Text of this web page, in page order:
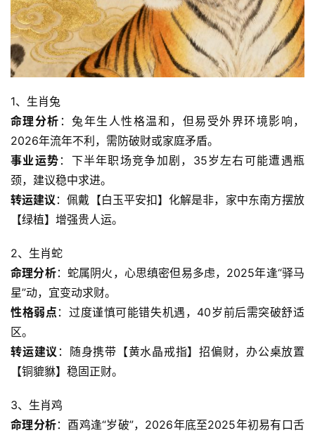
1、生肖兔
命理分析 ：兔年生人性格温和，但易受外界环境影响，
2026年流年不利，需防破财或家庭矛盾。
事业运势 ：下半年职场竞争加剧，35岁左右可能遭遇瓶
颈，建议稳中求进。
转运建议 ：佩戴【白玉平安扣】化解是非，家中东南方摆放
【绿植】增强贵人运。
2、生肖蛇
命理分析：蛇属阴火，心思缜密但易多虑，2025年逢“驿马
星”动，宜变动求财。
性格弱点 ：过度谨慎可能错失机遇，40岁前后需突破舒适
区。
转运建议 ：随身携带【黄水晶戒指】招偏财，办公桌放置
【铜貔貅】稳固正财。
3、生肖鸡
命理分析：酉鸡逢“岁破”，2026年底至2025年初易有口舌